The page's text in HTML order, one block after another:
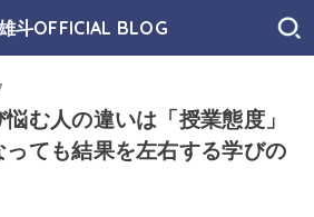
斗OFFICIAL BLOG
む人の違いは「授業態度」
ても結果を左右する学びの